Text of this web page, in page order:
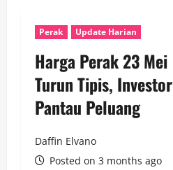
Perak Update Harian
Harga Perak 23 Mei
Turun Tipis, Investor
Pantau Peluang
Daffin Elvano
Posted on 3 months ago